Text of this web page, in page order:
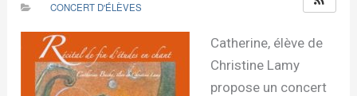
CONCERT D'ÉLÈVES
Catherine, élève de
Christine Lamy
propose un concert